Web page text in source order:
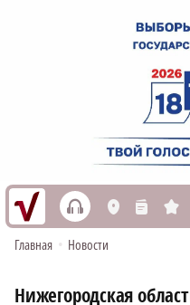
h L n s
Главная • Новости
Нижегородская